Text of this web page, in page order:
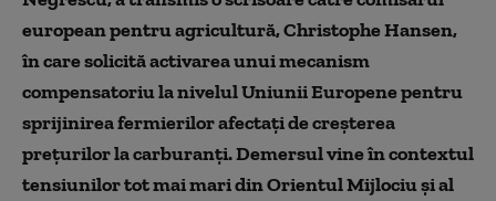
european pentru agricultură, Christophe Hansen,
în care solicită activarea unui mecanism
compensatoriu la nivelul Uniunii Europene pentru
sprijinirea fermierilor afectați de creșterea
prețurilor la carburanți. Demersul vine în contextul
tensiunilor tot mai mari din Orientul Mijlociu și al